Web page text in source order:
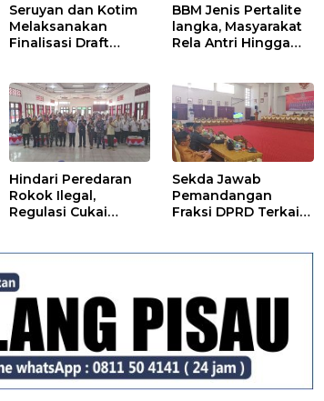
Seruyan dan Kotim
Melaksanakan
Finalisasi Draft
BBM Jenis Pertalite
langka, Masyarakat
Rela Antri Hingga
Hindari Peredaran
Rokok Ilegal,
Regulasi Cukai
Sekda Jawab
Pemandangan
Fraksi DPRD Terkait